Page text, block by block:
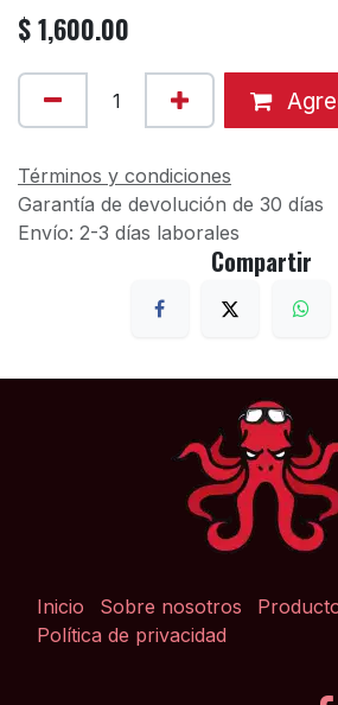
$1,600.00
Términos y condiciones
Garantía de devolución de 30 días
Envío: 2-3 días laborales
Compartir
Inicio Sobre nosotros
Política de privacidad